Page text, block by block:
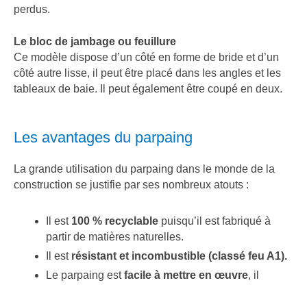
perdus.
Le bloc de jambage ou feuillure
Ce modèle dispose d’un côté en forme de bride et d’un
côté autre lisse, il peut être placé dans les angles et les
tableaux de baie. Il peut également être coupé en deux.
Les avantages du parpaing
La grande utilisation du parpaing dans le monde de la
construction se justifie par ses nombreux atouts :
Il est 100 % recyclablepuisqu’il est fabriqué à
partir de matières naturelles.
Il est résistant et incombustible (classé feu A1).
Le parpaing estfacile à mettre en œuvre, il